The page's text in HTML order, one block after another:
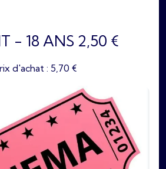
- 18 ANS 2,50 €
d'achat : 5,70 €